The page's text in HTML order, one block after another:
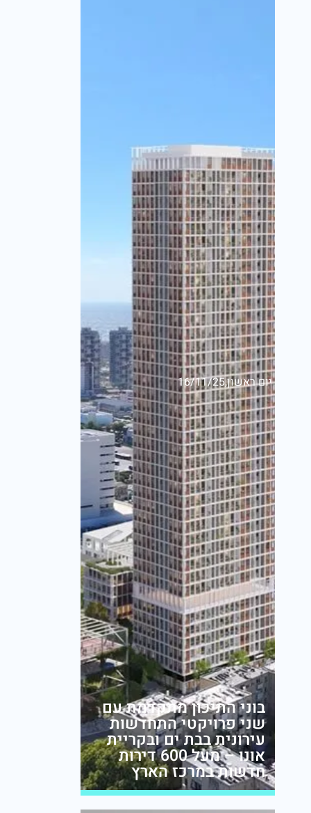
בוני התיכון מתקדמת עם
שני פרויקטי התחדשות
עירונית בבת ים ובקריית
אונו – מעל 600 דירות
חדשות במרכז הארץ
יום ראשון,16/11/25